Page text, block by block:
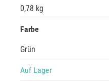
0,78 kg
Farbe
Grün
Auf Lager